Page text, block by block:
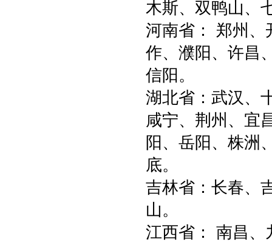
木斯、双鸭山、
河南省： 郑州、
作、濮阳、许昌
信阳。
湖北省：武汉、
咸宁、荆州、宜
阳、岳阳、株洲
底。
吉林省：长春、
山。
江西省： 南昌、